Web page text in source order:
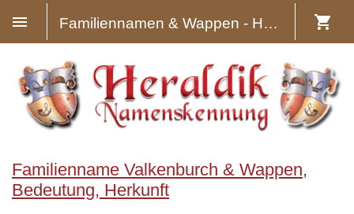
Familiennamen & Wappen - Heraldik
Familienname Valkenburch & Wappen,
Bedeutung, Herkunft